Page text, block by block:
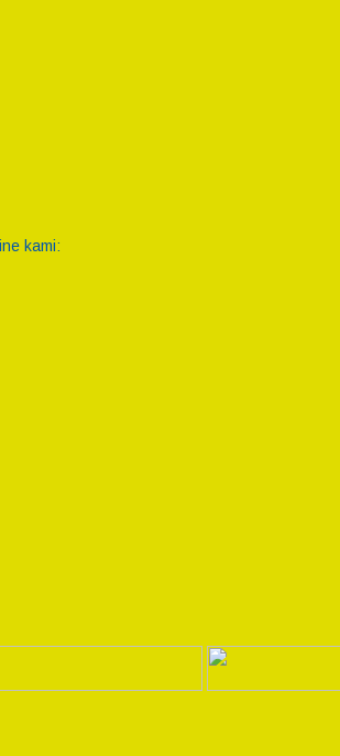
kami: